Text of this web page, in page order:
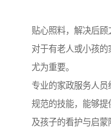
贴心照料，解决后顾
对于有老人或小孩
尤为重要。
专业的家政服务人员
规范的技能，能够
及孩子的看护与启蒙